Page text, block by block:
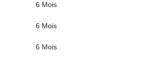
6 Mois
6 Mois
6 Mois